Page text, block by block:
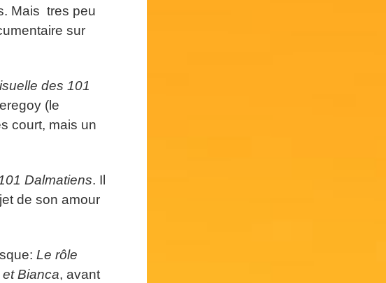
Mais tres peu
sur
des 101
(le
court, mais un
Dalmatiens. Il
de son amour
Le rôle
Bianca, avant